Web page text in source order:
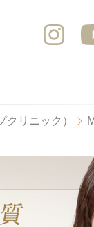
リニック）